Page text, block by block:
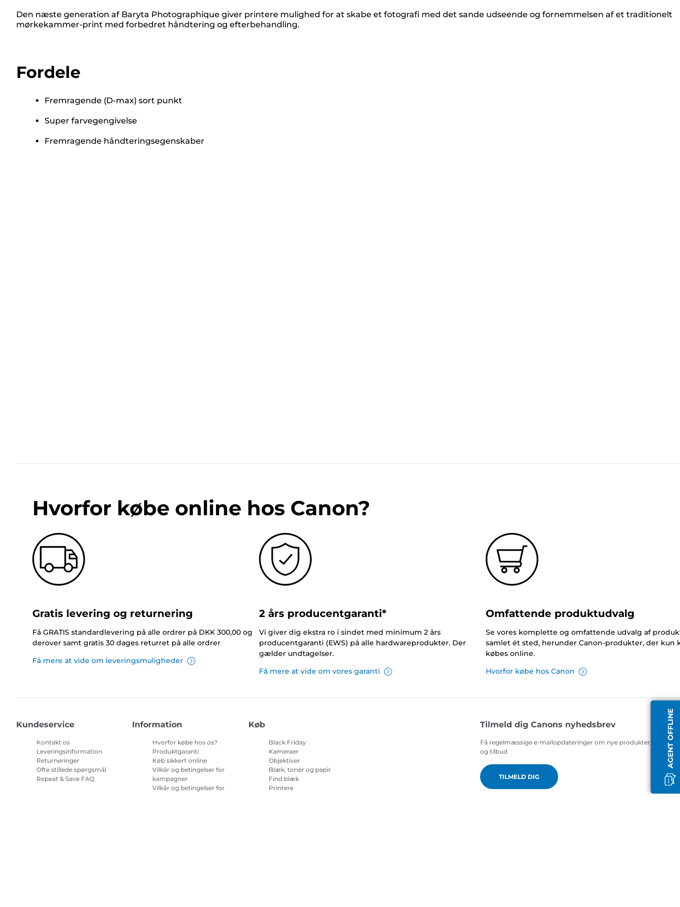
Den næste generation af Baryta Photographique giver printere mulighed for at skabe et fotografi med det sande udseende og fornemmelsen af et traditionelt
mørkekammer-print med forbedret håndtering og efterbehandling.
Fordele
Fremragende (D-max) sort punkt
Super farvegengivelse
Fremragende håndteringsegenskaber
AGENT OFFLINE
Hvorfor købe online hos Canon?
Gratis levering og returnering
Få GRATIS standardlevering på alle ordrer på DKK 300,00 og
derover samt gratis 30 dages returret på alle ordrer
Få mere at vide om leveringsmuligheder
2 års producentgaranti*
Vi giver dig ekstra ro i sindet med minimum 2 års
producentgaranti (EWS) på alle hardwareprodukter. Der
gælder undtagelser.
Få mere at vide om vores garanti
Omfattende produktudvalg
Se vores komplette og omfattende udvalg af
samlet ét sted, herunder Canon-produkter, der kun
købes online.
Hvorfor købe hos Canon
Kundeservice
Kontakt os
Leveringsinformation
Returneringer
Ofte stillede spørgsmål
Repeat & Save FAQ
Information
Hvorfor købe hos os?
Produktgaranti
Køb sikkert online
Vilkår og betingelser for
kampagner
Vilkår og betingelser for
Køb
Black Friday
Kameraer
Objektiver
Blæk, toner og papir
Find blæk
Printere
Tilmeld dig Canons nyhedsbrev
Få regelmæssige e-mailopdateringer om nye produkter, nyttige
og tilbud
TILMELD DIG